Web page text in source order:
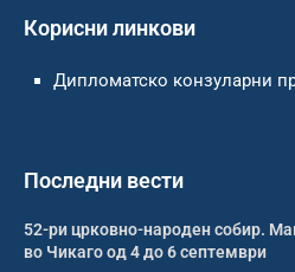
Корисни линкови
Дипломатско конзуларни
Последни вести
52-ри црковно-народен собир.
во Чикаго од 4 до 6 септември